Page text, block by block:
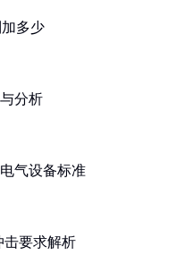
多少
分析
气设备标准
击要求解析